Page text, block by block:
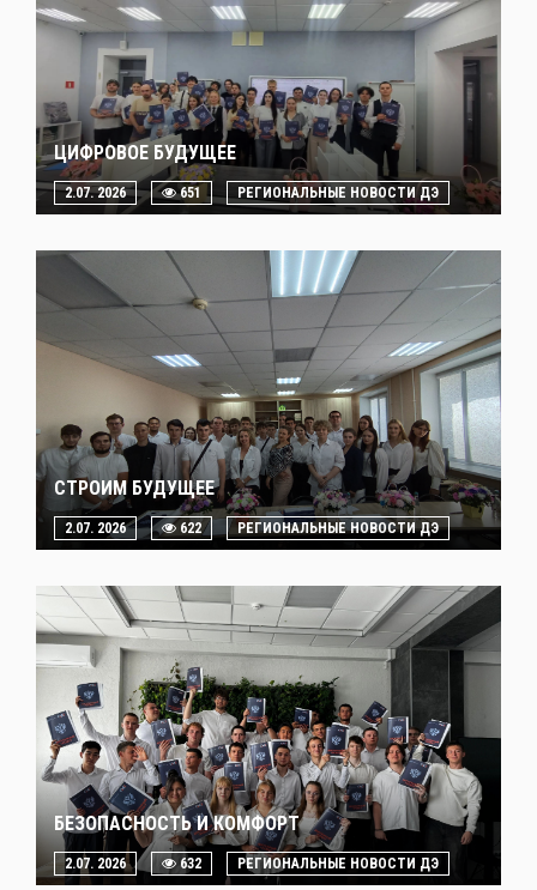
ЦИФРОВОЕ БУДУЩЕЕ
2.07. 2026 651 РЕГИОНАЛЬНЫЕ НОВОСТИ ДЭ
СТРОИМ БУДУЩЕЕ
2.07. 2026 622 РЕГИОНАЛЬНЫЕ НОВОСТИ ДЭ
БЕЗОПАСНОСТЬ И КОМФОРТ
2.07. 2026 632 РЕГИОНАЛЬНЫЕ НОВОСТИ ДЭ